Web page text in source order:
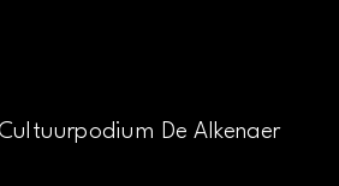
De Alkenaer